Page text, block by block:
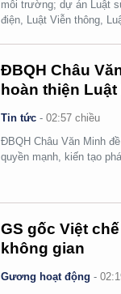
môi trường; dự án Luật
điện, Luật Viễn thông,
ĐBQH Châu
hoàn thiện
Tin tức -02:57 chiều
ĐBQH Châu Văn Minh
quyền mạnh, kiến tạo
GS gốc Việt
không gian
Gương hoạt động -